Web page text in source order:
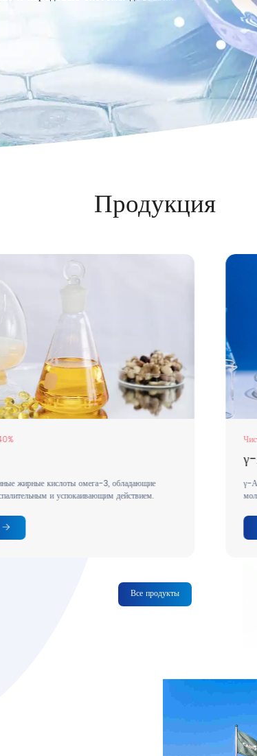
Продукция
γ-Аминомасляная кислота (ГАМК) — это естественная
молекула, определяющая настроение в организме.
Все продукты